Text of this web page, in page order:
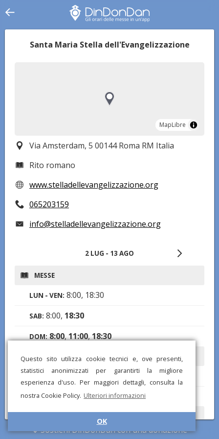
Questo sito utilizza cookie tecnici e, ove presenti,
statistici anonimizzati per garantirti la migliore
esperienza d'uso. Per maggiori dettagli, consulta la
nostra Cookie Policy. Ulteriori informazioni
OK
Santa Maria Stella dell'Evangelizzazione
MapLibre
MapLibre
Via Amsterdam, 5 00144 Roma RM Italia
Rito romano
www.stelladellevangelizzazione.org
065203159
info@stelladellevangelizzazione.org
2 LUG - 13 AGO
MESSE
LUN - VEN: 8:00, 18:30
SAB: 8:00, 18:30
DOM: 8:00,11:00,18:30
CONFESSIONI
9:00-12:00, 17:00-19:30
Note:ed anche un'ora prima delle SS. Messe
LUN - DOM:8:30-18:30
Sostieni DinDonDan con una donazione